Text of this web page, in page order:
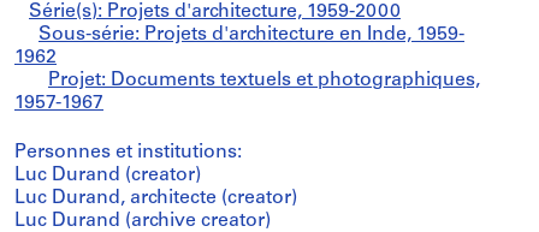
Série(s): Projets d'architecture, 1959-2000
Sous-série: Projets d'architecture en Inde, 1959-
1962
Projet: Documents textuels et photographiques,
1957-1967
Personnes et institutions:
Luc Durand (creator)
Luc Durand, architecte (creator)
Luc Durand (archive creator)